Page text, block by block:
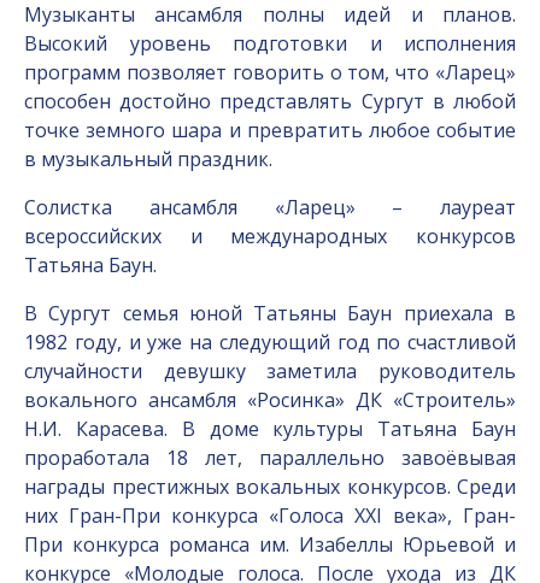
Музыканты ансамбля полны идей и планов.
Высокий уровень подготовки и исполнения
программ позволяет говорить о том, что «Ларец»
способен достойно представлять Сургут в любой
точке земного шара и превратить любое событие
в музыкальный праздник.
Солистка ансамбля «Ларец» – лауреат
всероссийских и международных конкурсов
Татьяна Баун.
В Сургут семья юной Татьяны Баун приехала в
1982 году, и уже на следующий год по счастливой
случайности девушку заметила руководитель
вокального ансамбля «Росинка» ДК «Строитель»
Н.И. Карасева. В доме культуры Татьяна Баун
проработала 18 лет, параллельно завоёвывая
награды престижных вокальных конкурсов. Среди
них Гран-При конкурса «Голоса XXI века», Гран-
При конкурса романса им. Изабеллы Юрьевой и
конкурсе «Молодые голоса. После ухода из ДК